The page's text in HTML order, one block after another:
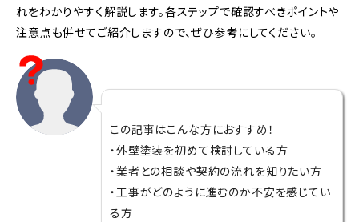
れをわかりやすく解説します。各ステップで確認すべきポイントや
注意点も併せてご紹介しますので、ぜひ参考にしてください。
この記事はこんな方におすすめ！
・外壁塗装を初めて検討している方
・業者との相談や契約の流れを知りたい方
・工事がどのように進むのか不安を感じてい
る方